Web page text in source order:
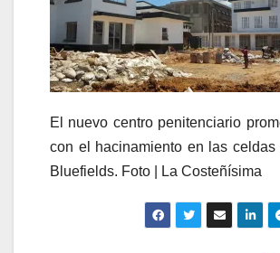
El nuevo centro penitenciario
con el hacinamiento en las celdas
Bluefields. Foto | La Costeñísima